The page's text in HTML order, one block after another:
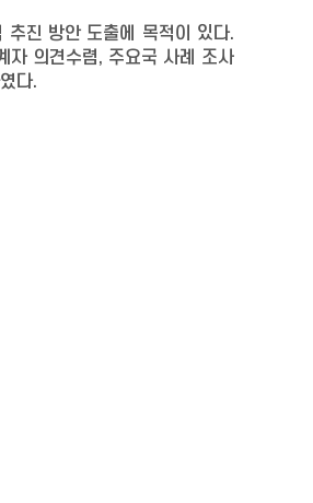
추진 방안 도출에 목적이 있다.
자 의견수렴, 주요국 사례 조사
다.